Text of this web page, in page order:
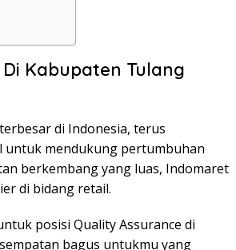
Kabupaten Tulang
di Indonesia, terus
untuk mendukung pertumbuhan
berkembang yang luas, Indomaret
di bidang retail.
posisi Quality Assurance di
bagus untukmu yang